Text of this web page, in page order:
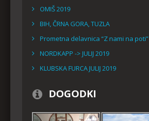
OMIŠ 2019
BIH, ČRNA GORA, TUZLA
Prometna delavnica “Z nami na poti”
NORDKAPP -> JULIJ 2019
KLUBSKA FURCA JULIJ 2019
DOGODKI